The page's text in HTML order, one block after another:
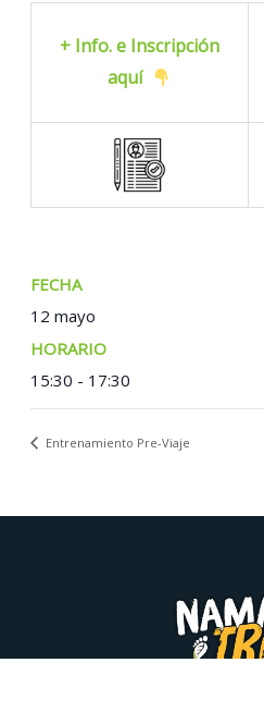
+ Info. e Inscripción
aquí
FECHA:
12 mayo
15:30 - 17:30
Entrenamiento Pre-Viaje